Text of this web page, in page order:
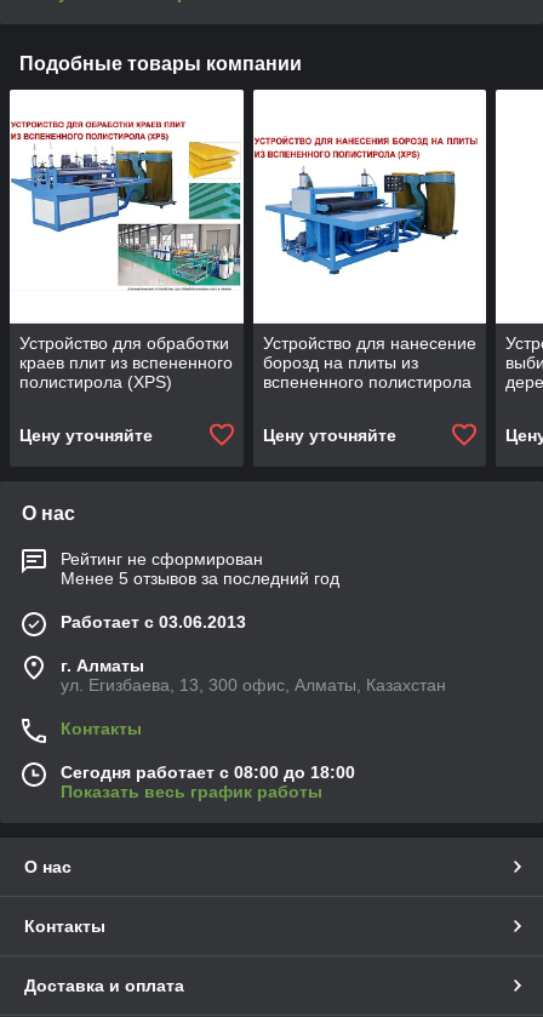
Подобные товары компании
Устройство для обработки
краев плит из вспененного
полистирола (XPS)
Цену уточняйте
Устройство для нанесение
борозд на плиты из
вспененного полистирола
Цену уточняйте
О нас
Рейтинг не сформирован
Менее 5 отзывов за последний год
Работает с 03.06.2013
г. Алматы
ул. Егизбаева, 13, 300 офис, Алматы, Казахстан
Контакты
Сегодня работает с 08:00 до 18:00
Показать весь график работы
О нас
Контакты
Доставка и оплата